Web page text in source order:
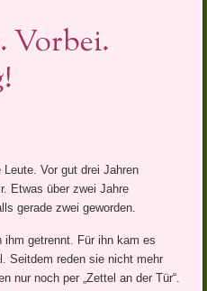
Vorbei.
Vor gut drei Jahren
Etwas über zwei Jahre
gerade zwei geworden.
getrennt. Für ihn kam es
Seitdem reden sie nicht mehr
nur noch per „Zettel an der Tür“.